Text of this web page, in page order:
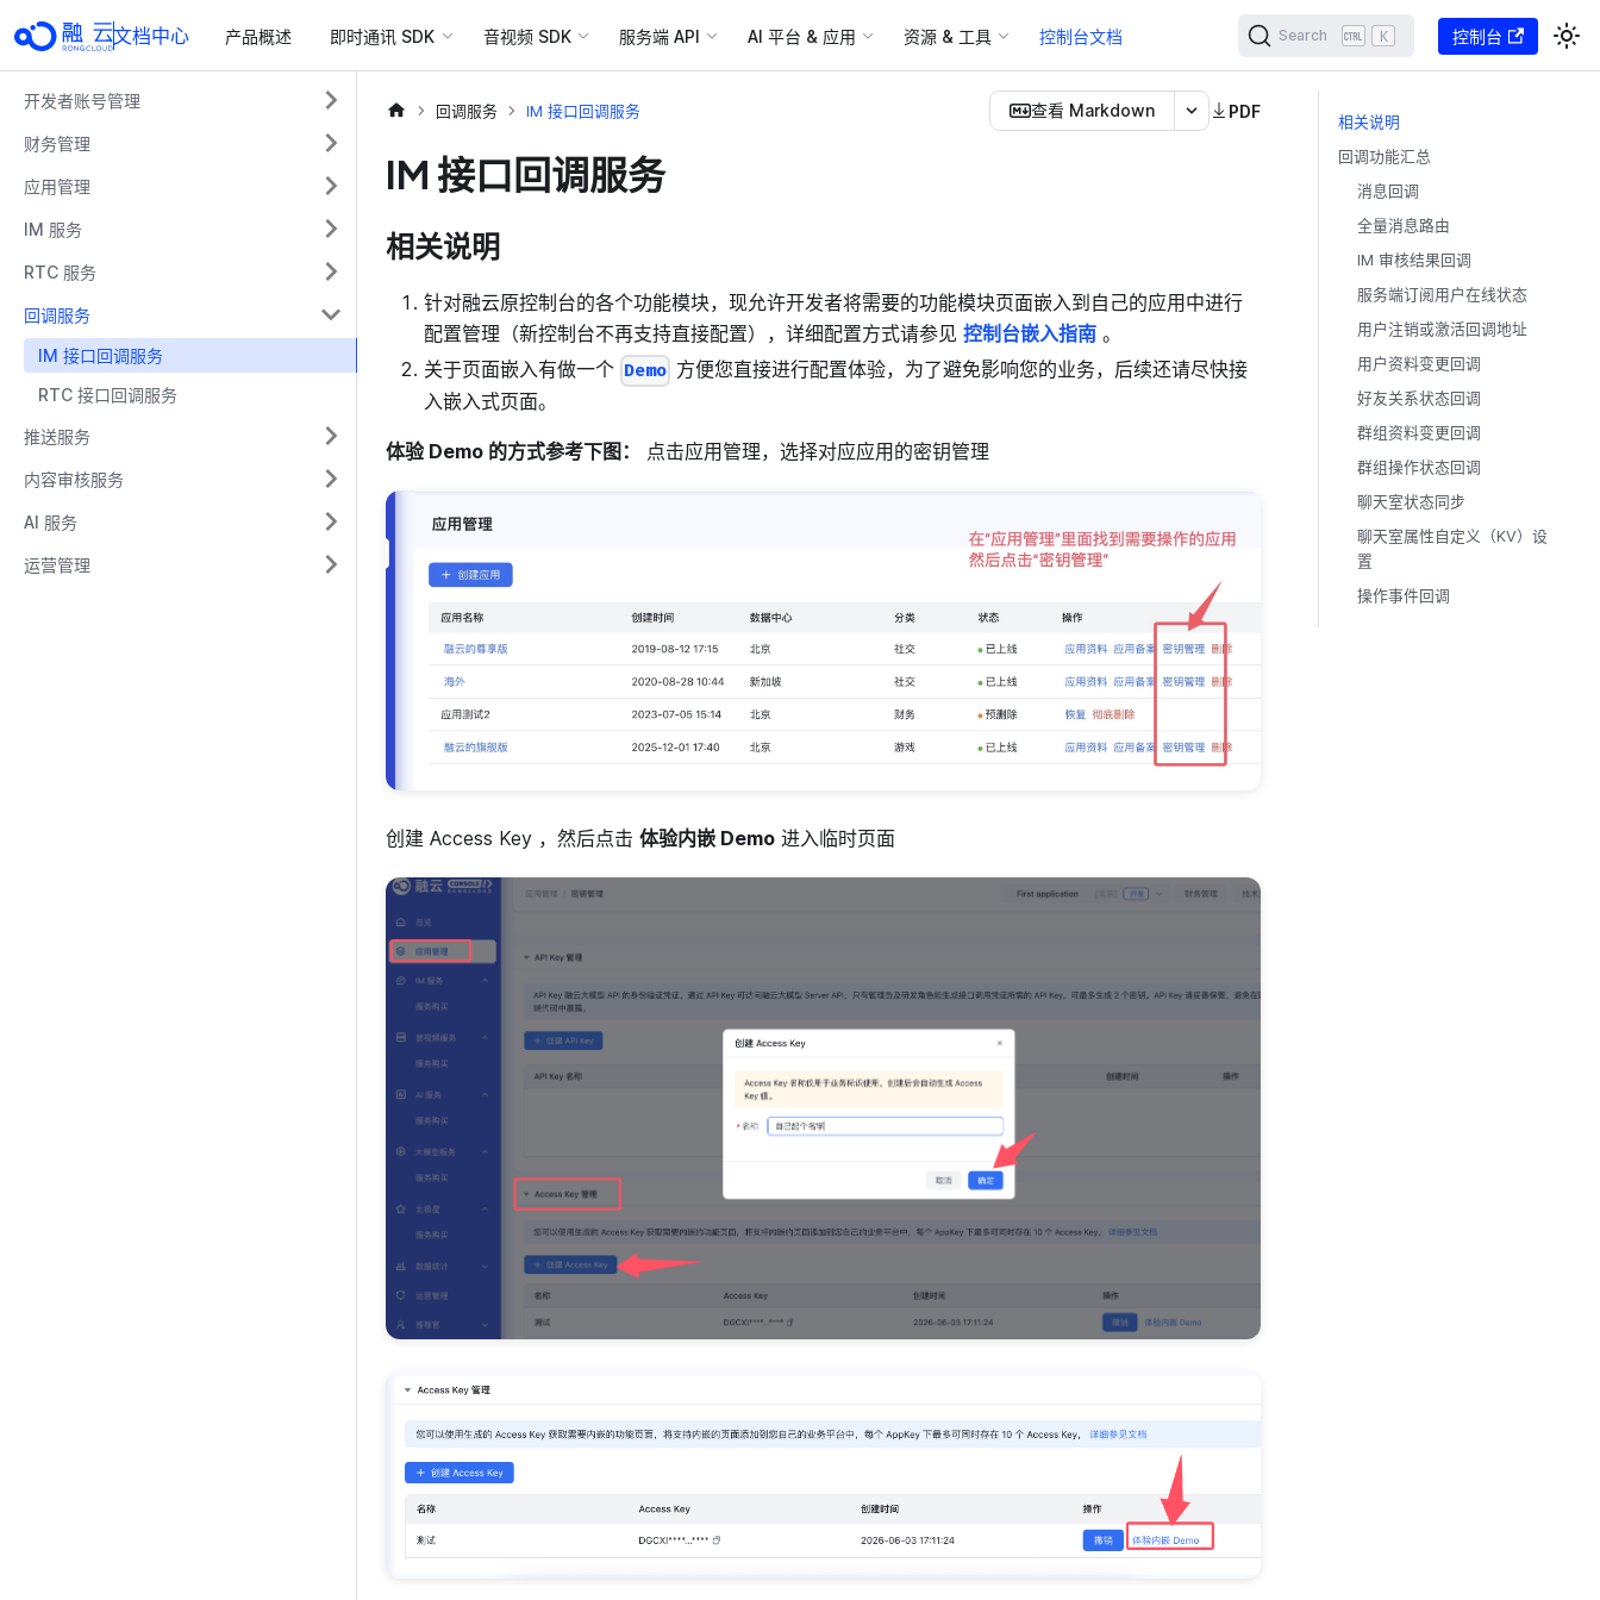
文档中心 产品概述 即时通讯 SDK 音视频 SDK 服务端 API AI 平台 & 应用 资源 & 工具 控制台文档 Search K 控制台
开发者账号管理
财务管理
应用管理
IM 服务
RTC 服务
回调服务
IM 接口回调服务
RTC 接口回调服务
推送服务
内容审核服务
AI 服务
运营管理
回调服务 IM 接口回调服务 查看 Markdown PDF
IM 接口回调服务
相关说明
针对融云原控制台的各个功能模块，现允许开发者将需要的功能模块页面嵌入到自己的应用中进行
配置管理（新控制台不再支持直接配置），详细配置方式请参见 控制台嵌入指南 。
关于页面嵌入有做一个 Demo 方便您直接进行配置体验，为了避免影响您的业务，后续还请尽快接
入嵌入式页面。
体验 Demo 的方式参考下图： 点击应用管理，选择对应应用的密钥管理
创建 Access Key ，然后点击 体验内嵌 Demo 进入临时页面
相关说明
回调功能汇总
消息回调
全量消息路由
IM 审核结果回调
服务端订阅用户在线状态
用户注销或激活回调地址
用户资料变更回调
好友关系状态回调
群组资料变更回调
群组操作状态回调
聊天室状态同步
聊天室属性自定义（KV）设
置
操作事件回调